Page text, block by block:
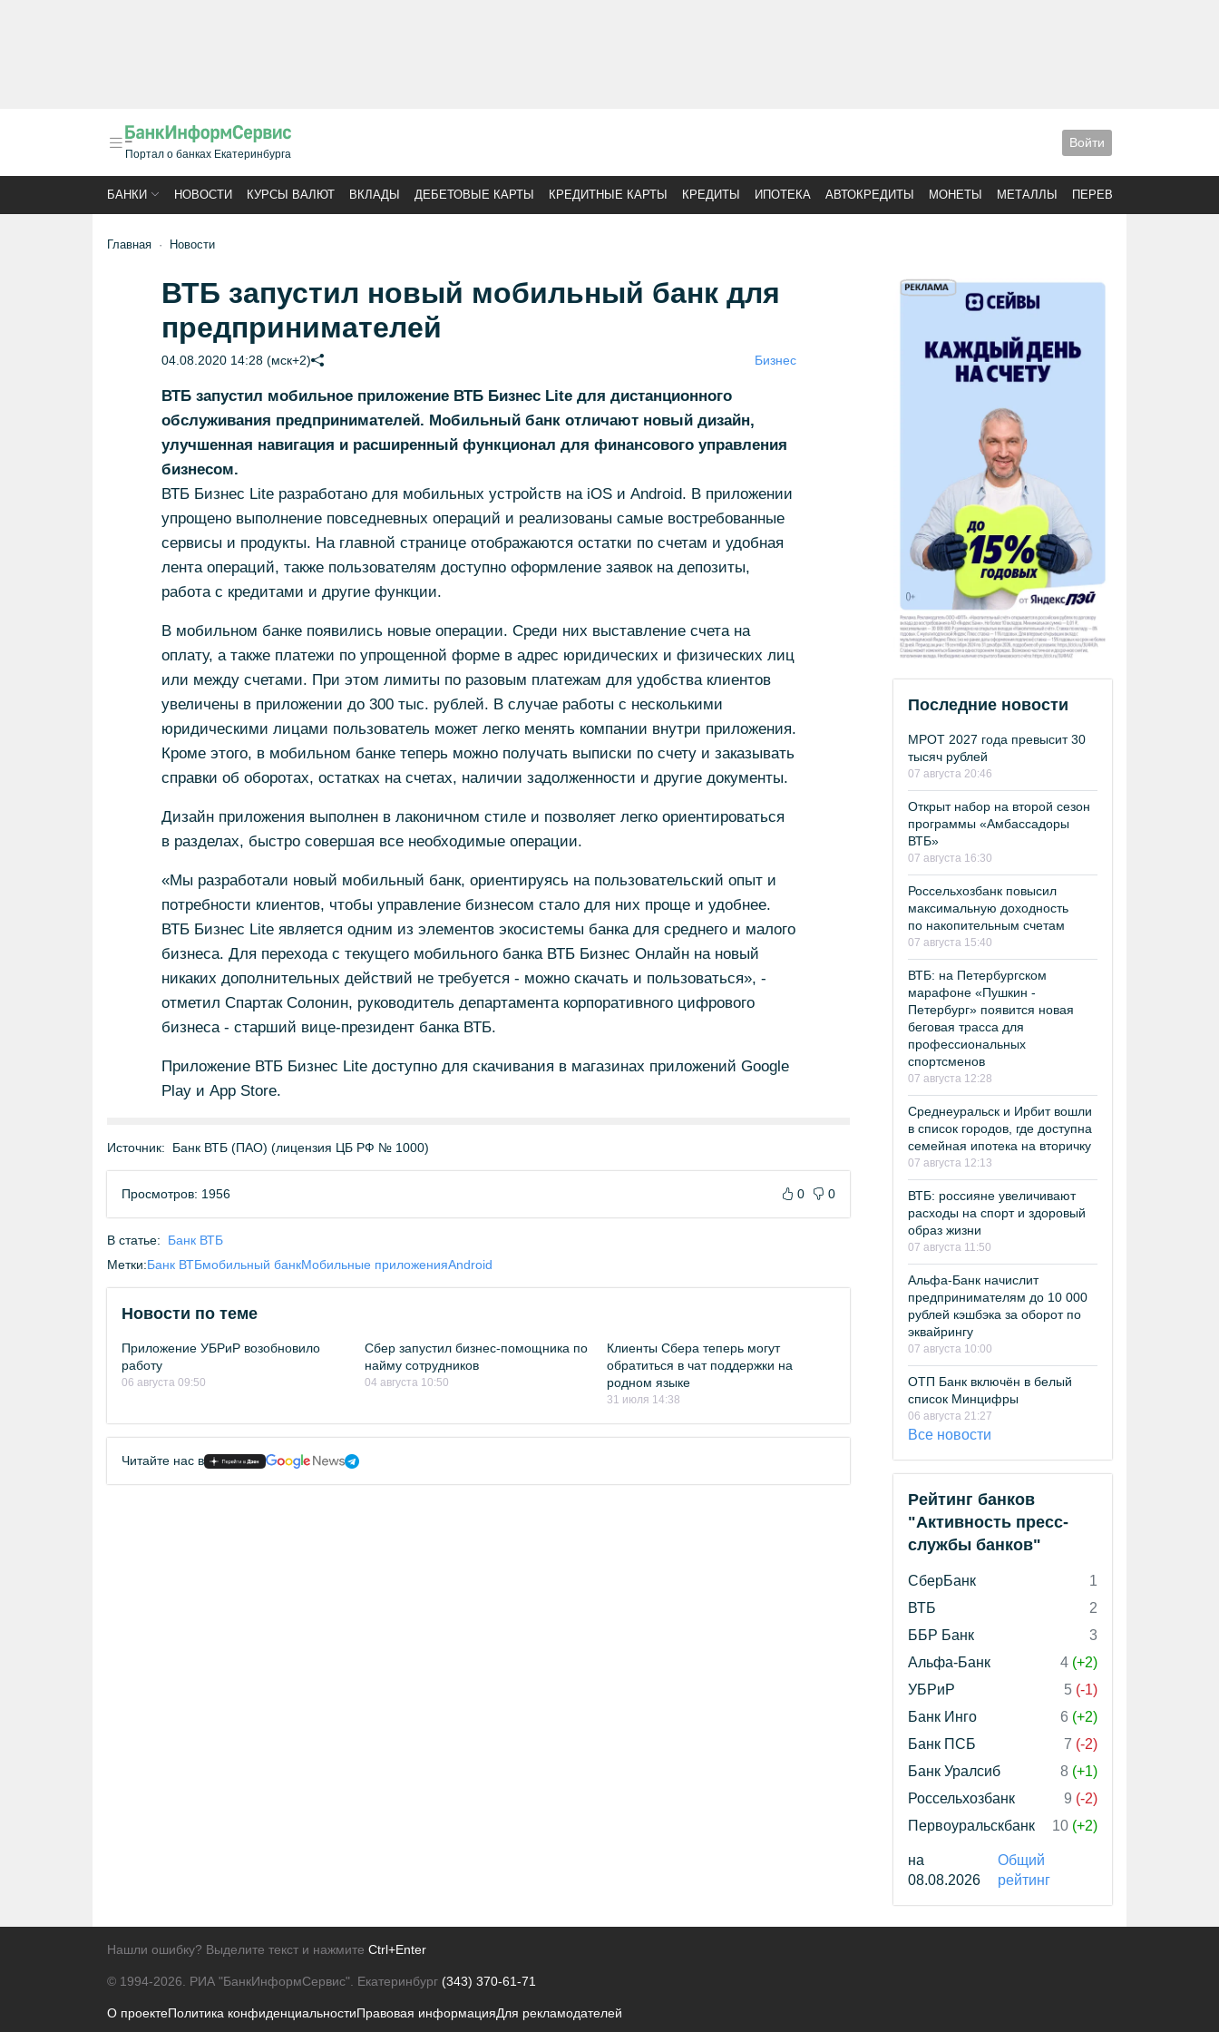
Портал о банках Екатеринбурга
Войти
БАНКИ НОВОСТИ КУРСЫ ВАЛЮТ ВКЛАДЫ ДЕБЕТОВЫЕ КАРТЫ КРЕДИТНЫЕ КАРТЫ КРЕДИТЫ ИПОТЕКА АВТОКРЕДИТЫ МОНЕТЫ МЕТАЛЛЫ ПЕРЕВОДЫ
Главная Новости
ВТБ запустил новый мобильный банк для
предпринимателей
04.08.2020 14:28 (мск+2) Бизнес
ВТБ запустил мобильное приложение ВТБ Бизнес Lite для дистанционного
обслуживания предпринимателей. Мобильный банк отличают новый дизайн,
улучшенная навигация и расширенный функционал для финансового управления
бизнесом.
ВТБ Бизнес Lite разработано для мобильных устройств на iOS и Android. В приложении
упрощено выполнение повседневных операций и реализованы самые востребованные
сервисы и продукты. На главной странице отображаются остатки по счетам и удобная
лента операций, также пользователям доступно оформление заявок на депозиты,
работа с кредитами и другие функции.
В мобильном банке появились новые операции. Среди них выставление счета на
оплату, а также платежи по упрощенной форме в адрес юридических и физических лиц
или между счетами. При этом лимиты по разовым платежам для удобства клиентов
увеличены в приложении до 300 тыс. рублей. В случае работы с несколькими
юридическими лицами пользователь может легко менять компании внутри приложения.
Кроме этого, в мобильном банке теперь можно получать выписки по счету и заказывать
справки об оборотах, остатках на счетах, наличии задолженности и другие документы.
Дизайн приложения выполнен в лаконичном стиле и позволяет легко ориентироваться
в разделах, быстро совершая все необходимые операции.
«Мы разработали новый мобильный банк, ориентируясь на пользовательский опыт и
потребности клиентов, чтобы управление бизнесом стало для них проще и удобнее.
ВТБ Бизнес Lite является одним из элементов экосистемы банка для среднего и малого
бизнеса. Для перехода с текущего мобильного банка ВТБ Бизнес Онлайн на новый
никаких дополнительных действий не требуется - можно скачать и пользоваться», -
отметил Спартак Солонин, руководитель департамента корпоративного цифрового
бизнеса - старший вице-президент банка ВТБ.
Приложение ВТБ Бизнес Lite доступно для скачивания в магазинах приложений Google
Play и App Store.
Источник: Банк ВТБ (ПАО) (лицензия ЦБ РФ № 1000)
Просмотров: 1956 0 0
В статье:
Банк ВТБ
Метки:Банк ВТБмобильный банкМобильные приложенияAndroid
Новости по теме
Приложение УБРиР возобновило
работу
06 августа 09:50
Сбер запустил бизнес-помощника по
найму сотрудников
04 августа 10:50
Клиенты Сбера теперь могут
обратиться в чат поддержки на
родном языке
31 июля 14:38
Читайте нас в
Последние новости
МРОТ 2027 года превысит 30
тысяч рублей
07 августа 20:46
Открыт набор на второй сезон
программы «Амбассадоры
ВТБ»
07 августа 16:30
Россельхозбанк повысил
максимальную доходность
по накопительным счетам
07 августа 15:40
ВТБ: на Петербургском
марафоне «Пушкин -
Петербург» появится новая
беговая трасса для
профессиональных
спортсменов
07 августа 12:28
Среднеуральск и Ирбит вошли
в список городов, где доступна
семейная ипотека на вторичку
07 августа 12:13
ВТБ: россияне увеличивают
расходы на спорт и здоровый
образ жизни
07 августа 11:50
Альфа-Банк начислит
предпринимателям до 10 000
рублей кэшбэка за оборот по
эквайрингу
07 августа 10:00
ОТП Банк включён в белый
список Минцифры
06 августа 21:27
Все новости
Рейтинг банков
"Активность пресс-
службы банков"
СберБанк
1
ВТБ
2
ББР Банк
3
Альфа-Банк
4 (+2)
УБРиР
5 (-1)
Банк Инго
6 (+2)
Банк ПСБ
7 (-2)
Банк Уралсиб
8 (+1)
Россельхозбанк
9 (-2)
Первоуральскбанк
10 (+2)
на
08.08.2026
Общий
рейтинг
Нашли ошибку? Выделите текст и нажмите Ctrl+Enter
© 1994-2026. РИА "БанкИнформСервис". Екатеринбург (343) 370-61-71
О проектеПолитика конфиденциальностиПравовая информацияДля рекламодателей